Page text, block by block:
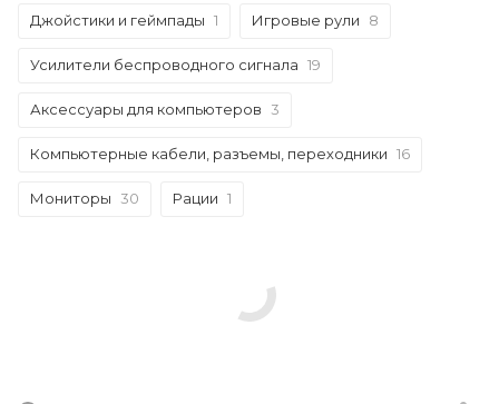
Джойстики и геймпады 1 Игровые рули 8
Усилители беспроводного сигнала 19
Аксессуары для компьютеров 3
Компьютерные кабели, разъемы, переходники 16
Мониторы 30 Рации 1